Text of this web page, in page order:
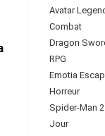
Avatar
Combat
Dragon
RPG
Emotia
Horreur
Spider-Man
Jour